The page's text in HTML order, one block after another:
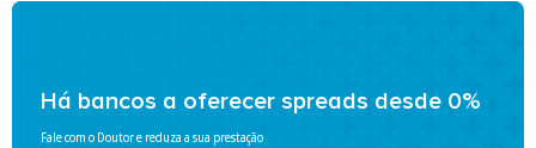
Há bancos a oferecer spreads desde 0%
Fale com o Doutor e reduza a sua prestação